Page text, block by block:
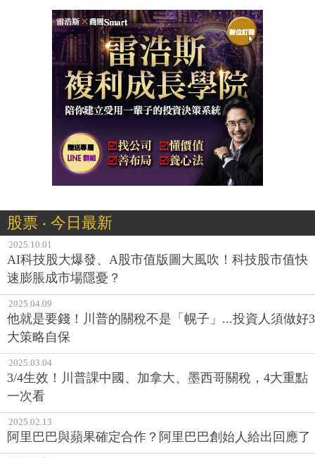
股票 ‧ 今日最新
2025.10.01
AI科技股大爆發、A股市值版圖大風吹！科技股市值快
速膨脹成市場隱憂？
2025.04.09
他就是要錢！川普的關稅不是「幌子」...投資人須做好3
大策略自保
2025.03.04
3/4生效！川普課中國、加拿大、墨西哥關稅，4大重點
一次看
2025.02.13
阿里巴巴與蘋果確定合作？阿里巴巴創始人給出回應了